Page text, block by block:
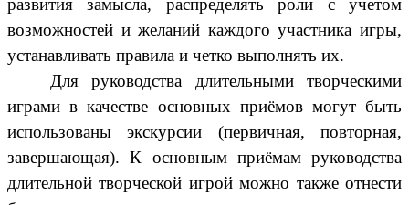
возможностей и желаний каждого участника игры,
устанавливать правила и четко выполнять их.
Для руководства длительными творческими
играми в качестве основных приёмов могут быть
использованы экскурсии (первичная, повторная,
завершающая). К основным приёмам руководства
длительной творческой игрой можно также отнести